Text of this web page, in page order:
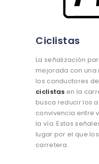
Ciclistas
La señalización
mejorada con una
los conductores
ciclistas en la
busca reducir los
convivencia entre
la vía. Estas
lugar por el que
carretera.